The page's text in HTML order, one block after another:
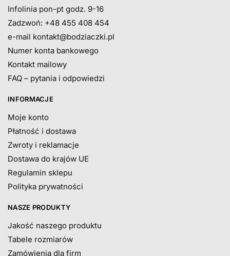
Infolinia pon-pt godz. 9-16
Zadzwoń: +48 455 408 454
e-mail kontakt@bodziaczki.pl
Numer konta bankowego
Kontakt mailowy
FAQ – pytania i odpowiedzi
INFORMACJE
Moje konto
Płatność i dostawa
Zwroty i reklamacje
Dostawa do krajów UE
Regulamin sklepu
Polityka prywatności
NASZE PRODUKTY
Jakość naszego produktu
Tabele rozmiarów
Zamówienia dla firm